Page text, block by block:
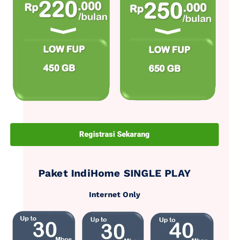
Registrasi Sekarang
Paket IndiHome SINGLE PLAY
Internet Only